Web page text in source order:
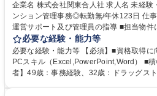
企業名 株式会社関東合人社 求人名 未経験・ベテラン歓迎【お茶の水】マ
ンション管理事務◎転勤無/年休123日 仕事の内容 ■マンション管理組合の
運営サポート及び管理員の指導 ■担当物
事務所内での事務業務等 ★異業界からの転
【年収補足】532万円 ＋別途インセンテ
実績） ＋管理業務主任者資格手当50,000
人社計画研究所社のグループ会社として、
必要な経験・能力等
必要な経験・能力等 【必須】■資格取得に
PCスキル（Excel,PowerPoint,Word） ■積極的に行動できる方 【入社
者】49歳：事務経験、32歳：ドラッグストア勤務、 58